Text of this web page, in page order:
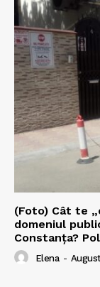
(Foto) Cât te
domeniul
Constanța?
Elena -